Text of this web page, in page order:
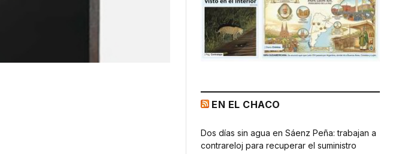
EN EL CHACO
Dos días sin agua en Sáenz Peña: trabajan a
contrareloj para recuperar el suministro